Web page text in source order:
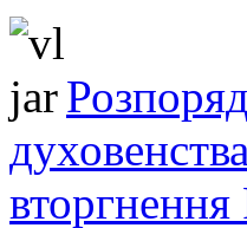
вторгнення